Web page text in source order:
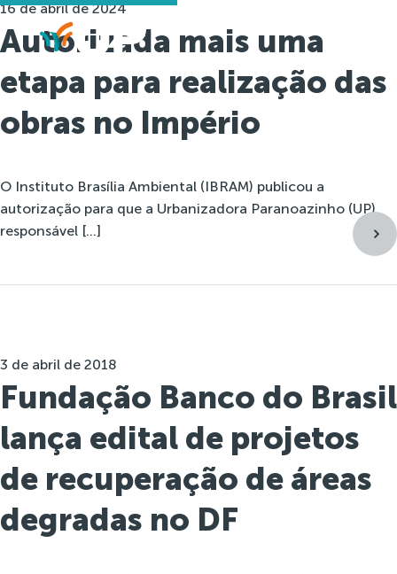
16 de abril de 2024
Autorizada mais uma
etapa para realização das
obras no Império
O Instituto Brasília Ambiental (IBRAM) publicou a
autorização para que a Urbanizadora Paranoazinho (UP),
responsável […]
3 de abril de 2018
Fundação Banco do Brasil
lança edital de projetos
de recuperação de áreas
degradas no DF